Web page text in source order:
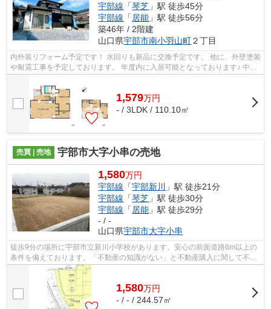
宇部線 「琴芝 」駅 徒歩45分
宇部線 「 居能 」駅 徒歩56分
築46年 / 2階建
山口県宇部市南小羽山町２丁目
内外装リフォーム予定です！ 水回りも新品に交換予定です。 他に、外壁塗装
や耐震工事を予定しております。 年度内に入居可能となっております♪ 中古
住宅をお探しの方は遠慮なくお問い...
1,579万円
- / 3LDK / 110.10㎡
売買 | 売地 宇部市大字小串の売地
1,580万円
宇部線 「宇部新川
」駅 徒歩21分
宇部線 「琴芝 」駅 徒歩30分
宇部線 「 居能 」駅 徒歩29分
- / -
山口県宇部市大字小串
徒歩9分の場所に宇部市立新川小学校があります。安心の前面道路6m以上の
条件を備えております。「不動産の知識がない」と不動産購入に関して不安
をお持ちではありませんか。当社スタッ...
1,580万円
- / - / 244.57㎡